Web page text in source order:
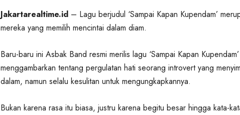
Jakartarealtime.id – Lagu berjudul ‘Sampai Kapan Kupendam’
mereka yang memilih mencintai dalam diam.
Baru-baru ini Asbak Band resmi merilis lagu ‘Sampai Kapan
menggambarkan tentang pergulatan hati seorang introvert yang
dalam, namun selalu kesulitan untuk mengungkapkannya.
Bukan karena rasa itu biasa, justru karena begitu besar hingga kata-